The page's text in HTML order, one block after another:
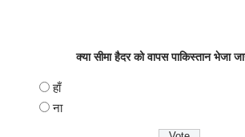
क्या सीमा हैदर को वापस पाकिस्तान भेजा
हाँ
ना